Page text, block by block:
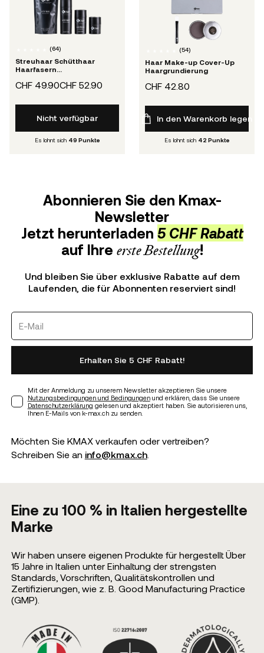
(64)
Streuhaar Schütthaar
Haarfasern
CHF 49.90CHF 52.90
Nicht verfügbar
Es lohnt sich 49 Punkte
(54)
Haar Make-up Cover-Up
Haargrundierung
CHF 42.80
In den Warenkorb legen
Es lohnt sich 42 Punkte
Abonnieren Sie den Kmax-
Newsletter
Jetzt herunterladen 5 CHF Rabatt
auf Ihre erste Bestellung!
Und bleiben Sie über exklusive Rabatte auf dem
Laufenden, die für Abonnenten reserviert sind!
Erhalten Sie 5 CHF Rabatt!
Mit der Anmeldung zu unserem Newsletter akzeptieren Sie unsere
Nutzungsbedingungen und Bedingungenund erklären, dass Sie unsere
Datenschutzerklärung gelesen und akzeptiert haben. Sie autorisieren uns,
Ihnen E-Mails von k-max.ch zu senden.
Möchten Sie KMAX verkaufen oder vertreiben?
Schreiben Sie an info@kmax.ch.
Eine zu 100 % in Italien hergestellte
Marke
Wir haben unsere eigenen Produkte für hergestellt Über
15 Jahre in Italien unter Einhaltung der strengsten
Standards, Vorschriften, Qualitätskontrollen und
Zertifizierungen, wie z. B. Good Manufacturing Practice
(GMP).